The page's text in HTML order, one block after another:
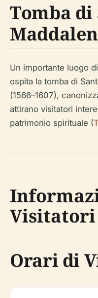
Tomba
Un importante luogo
ospita la tomba di
(1566–1607),
attirano visitatori
patrimonio spirituale (
Visitatori
Orari di